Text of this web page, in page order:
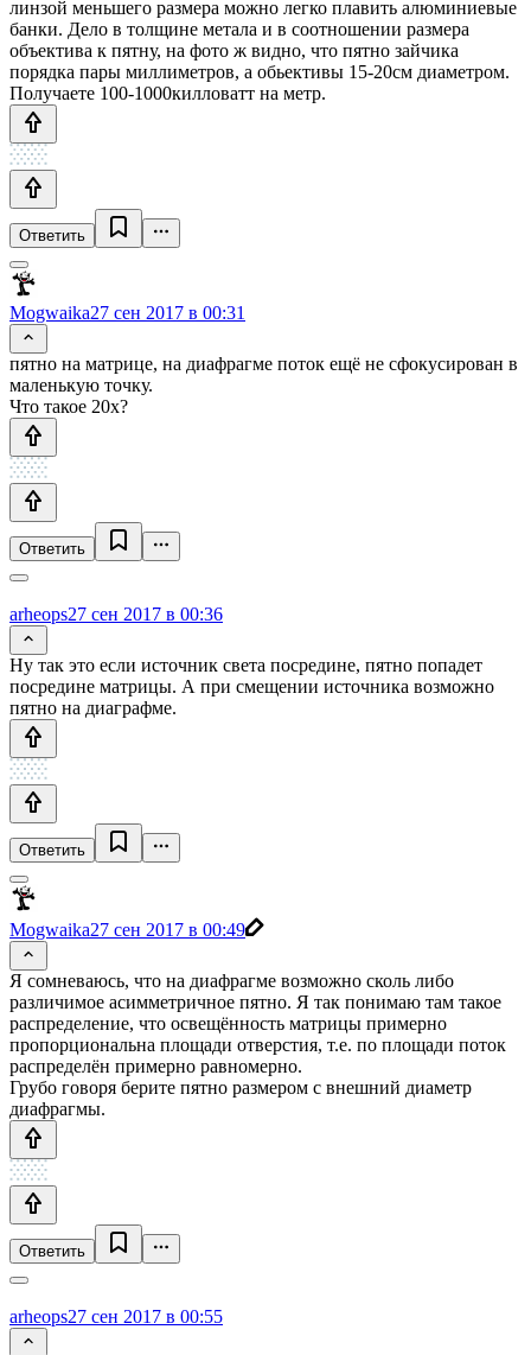
линзой меньшего размера можно легко плавить алюминиевые
банки. Дело в толщине метала и в соотношении размера
объектива к пятну, на фото ж видно, что пятно зайчика
порядка пары миллиметров, а обьективы 15-20см диаметром.
Получаете 100-1000килловатт на метр.
Ответить
Mogwaika27 сен 2017 в 00:31
пятно на матрице, на диафрагме поток ещё не сфокусирован в
маленькую точку.
Что такое 20х?
Ответить
arheops27 сен 2017 в 00:36
Ну так это если источник света посредине, пятно попадет
посредине матрицы. А при смещении источника возможно
пятно на диаграфме.
Ответить
Mogwaika27 сен 2017 в 00:49
Я сомневаюсь, что на диафрагме возможно сколь либо
различимое асимметричное пятно. Я так понимаю там такое
распределение, что освещённость матрицы примерно
пропорциональна площади отверстия, т.е. по площади поток
распределён примерно равномерно.
Грубо говоря берите пятно размером с внешний диаметр
диафрагмы.
Ответить
arheops27 сен 2017 в 00:55